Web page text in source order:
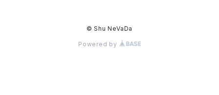
© Shu NeVaDa
Powered by